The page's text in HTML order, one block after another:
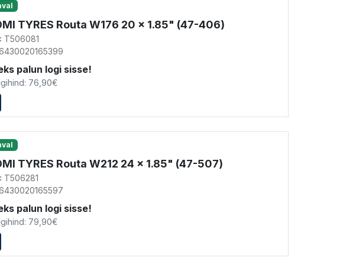
TYRES Routa W176 20 x 1.85" (47-406)
T506081
palun logi sisse!
76,90€
TYRES Routa W212 24 x 1.85" (47-507)
T506281
palun logi sisse!
79,90€